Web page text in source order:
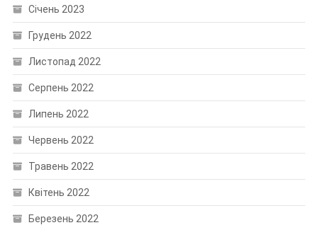
Січень 2023
Грудень 2022
Листопад 2022
Серпень 2022
Липень 2022
Червень 2022
Травень 2022
Квітень 2022
Березень 2022